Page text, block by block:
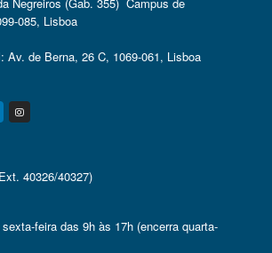
085, Lisboa
Av. de Berna, 26 C, 1069-061, Lisboa
Instagram
40326/40327)
feira das 9h às 17h (encerra quarta-